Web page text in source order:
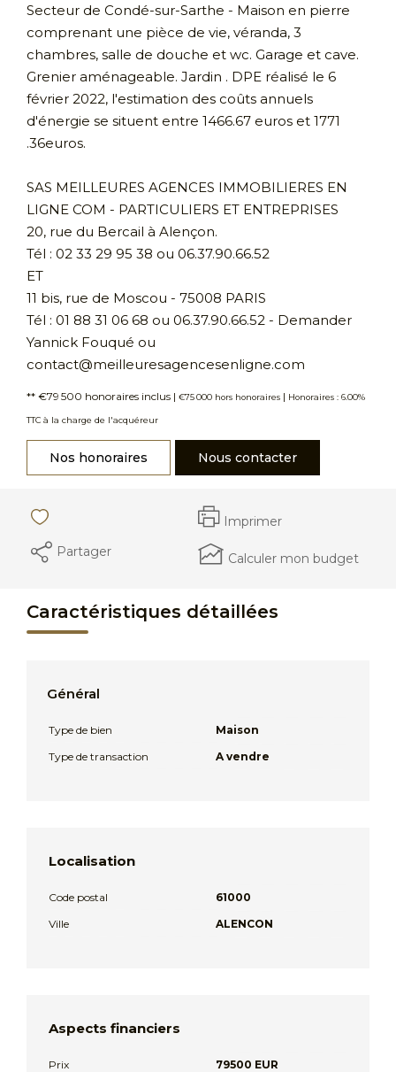
Secteur de Condé-sur-Sarthe - Maison en pierre
comprenant une pièce de vie, véranda, 3
chambres, salle de douche et wc. Garage et cave.
Grenier aménageable. Jardin . DPE réalisé le 6
février 2022, l'estimation des coûts annuels
d'énergie se situent entre 1466.67 euros et 1771
.36euros.
SAS MEILLEURES AGENCES IMMOBILIERES EN
LIGNE COM - PARTICULIERS ET ENTREPRISES
20, rue du Bercail à Alençon.
Tél : 02 33 29 95 38 ou 06.37.90.66.52
ET
11 bis, rue de Moscou - 75008 PARIS
Tél : 01 88 31 06 68 ou 06.37.90.66.52 - Demander
Yannick Fouqué ou
contact@meilleuresagencesenligne.com
** €79 500 honoraires inclus | €75 000 hors honoraires | Honoraires : 6.00%
TTC à la charge de l'acquéreur
Nos honoraires Nous contacter
Imprimer
Partager
Calculer mon budget
Caractéristiques détaillées
Général
Type de bien
Maison
Type de transaction
A vendre
Localisation
Code postal
61000
Ville
ALENCON
Aspects financiers
Prix
79500 EUR